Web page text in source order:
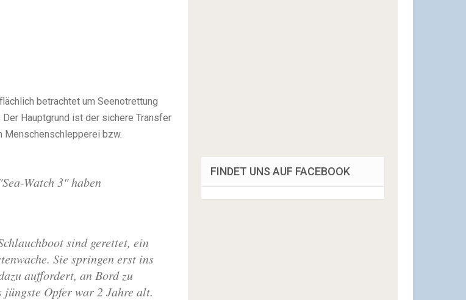
betrachtet um Seenotrettung
Der Hauptgrund ist der sichere Transfer
Menschenschlepperei bzw.
Watch 3" haben
sind gerettet, ein
Sie springen erst ins
auffordert, an Bord zu
jüngste Opfer war 2 Jahre alt.
FINDET UNS AUF FACEBOOK